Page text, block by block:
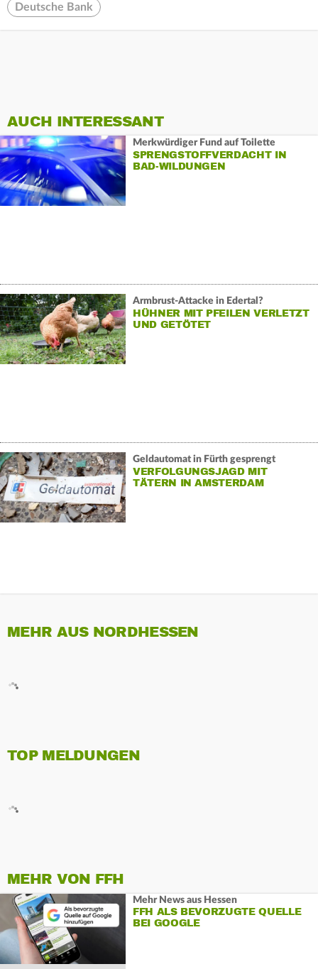
Deutsche Bank
AUCH INTERESSANT
Merkwürdiger Fund auf Toilette
SPRENGSTOFFVERDACHT IN
BAD-WILDUNGEN
Armbrust-Attacke in Edertal?
HÜHNER MIT PFEILEN VERLETZT
UND GETÖTET
Geldautomat in Fürth gesprengt
VERFOLGUNGSJAGD MIT
TÄTERN IN AMSTERDAM
MEHR AUS NORDHESSEN
TOP MELDUNGEN
MEHR VON FFH
Mehr News aus Hessen
FFH ALS BEVORZUGTE QUELLE
BEI GOOGLE